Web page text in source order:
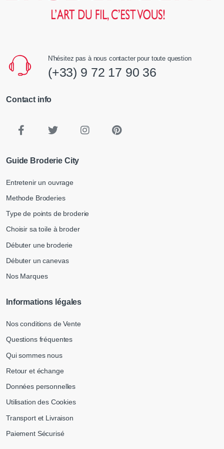
N'hésitez pas à nous contacter pour toute question
(+33) 9 72 17 90 36
Contact info
Guide Broderie City
Entretenir un ouvrage
Methode Broderies
Type de points de broderie
Choisir sa toile à broder
Débuter une broderie
Débuter un canevas
Nos Marques
Informations légales
Nos conditions de Vente
Questions fréquentes
Qui sommes nous
Retour et échange
Données personnelles
Utilisation des Cookies
Transport et Livraison
Paiement Sécurisé